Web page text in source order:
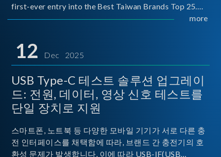
first-ever entry into the Best Taiwan Brands Top 25.
This recognition represents a significant milestone for
more
12 Dec 2025
USB Type-C 테스트 솔루션 업그레이
드: 전원, 데이터, 영상 신호 테스트를
단일 장치로 지원
스마트폰, 노트북 등 다양한 모바일 기기가 서로 다른 충
전 인터페이스를 채택함에 따라, 브랜드 간 충전기의 호
환성 문제가 발생합니다. 이에 따라 USB-IF(USB